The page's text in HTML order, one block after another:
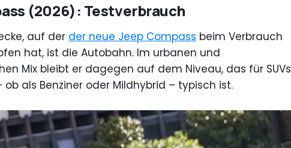
(2026): Testverbrauch
auf der der neue Jeep Compass beim Verbrauch
hat, ist die Autobahn. Im urbanen und
Mix bleibt er dagegen auf dem Niveau, das für SUVs
ob als Benziner oder Mildhybrid – typisch ist.